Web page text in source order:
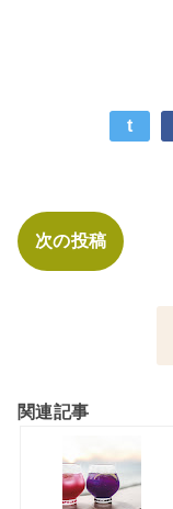
t
次の投稿
関連記事